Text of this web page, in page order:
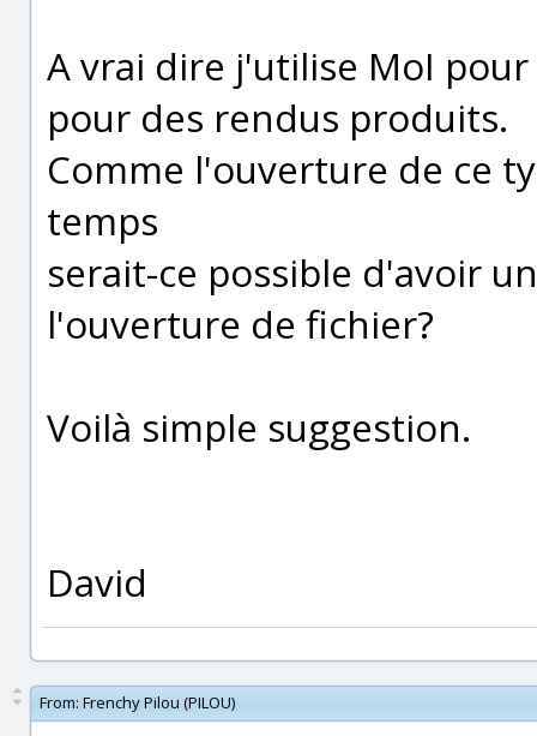
A vrai dire j'utilise MoI
pour des rendus produits.
Comme l'ouverture de ce
temps
serait-ce possible d'avoir
l'ouverture de fichier?
Voilà simple suggestion.
David
From: Frenchy Pilou (PILOU)